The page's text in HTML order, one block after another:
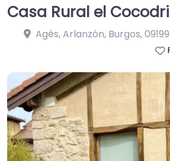
Casa Rural el
Agés, Arlanzón, Burgos,09199